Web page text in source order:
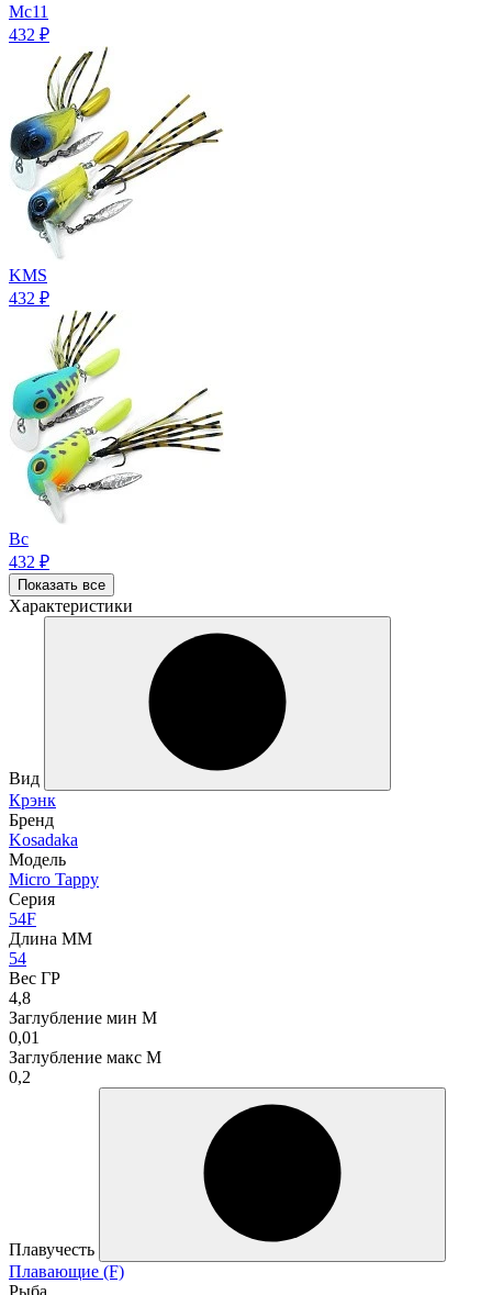
Mc11
432 ₽
KMS
432 ₽
Bc
432 ₽
Показать все
Характеристики
Вид
Крэнк
Бренд
Kosadaka
Модель
Micro Tappy
Серия
54F
Длина ММ
54
Вес ГР
4,8
Заглубление мин М
0,01
Заглубление макс М
0,2
Плавучесть
Плавающие (F)
Рыба